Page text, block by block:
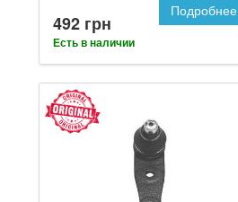
492 грн
Есть в наличии
Подробнее